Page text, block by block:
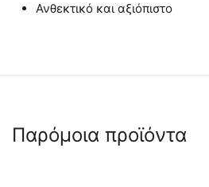
Ανθεκτικό και αξιόπιστο
Παρόμοια προϊόντα